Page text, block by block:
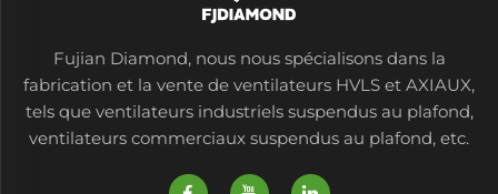
Fujian Diamond, nous nous spécialisons dans la
fabrication et la vente de ventilateurs HVLS et AXIAUX,
tels que ventilateurs industriels suspendus au plafond,
ventilateurs commerciaux suspendus au plafond, etc.